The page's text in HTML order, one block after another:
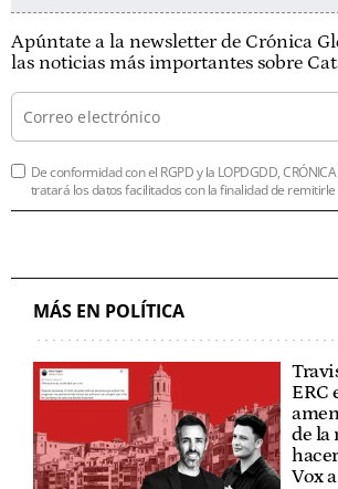
Apúntate a la newsletter de Crónica
las noticias más importantes sobre
De conformidad con el RGPD y la LOPDGDD,
tratará los datos facilitados con la finalidad de
MÁS EN POLÍTICA
ERC
de la
Vox